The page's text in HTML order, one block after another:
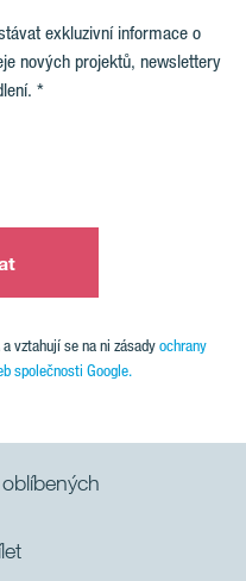
exkluzivní informace o
nových projektů, newslettery
vztahují se na ni zásadyochrany
společnosti Google.